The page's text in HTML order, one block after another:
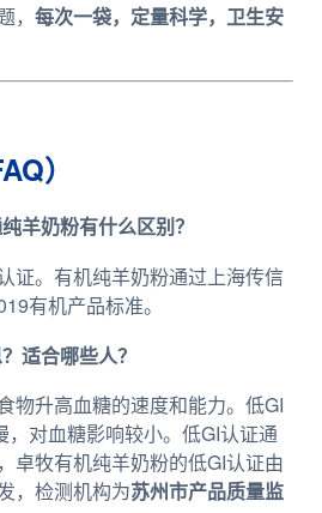
每次一袋，定量科学，卫生安
）
羊奶粉有什么区别？
证。有机纯羊奶粉通过上海传信
有机产品标准。
适合哪些人？
物升高血糖的速度和能力。低GI
对血糖影响较小。低GI认证通
卓牧有机纯羊奶粉的低GI认证由
，检测机构为苏州市产品质量监